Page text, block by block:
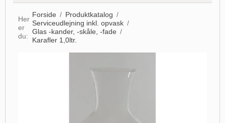
Her
er
du:
Forside / Produktkatalog /
Serviceudlejning inkl. opvask /
Glas -kander, -skåle, -fade /
Karafler 1,0ltr.